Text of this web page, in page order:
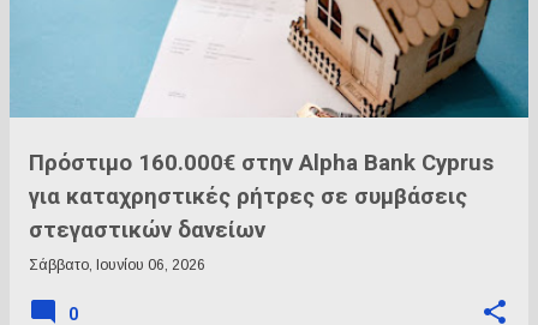
Πρόστιμο 160.000€ στην Alpha Bank Cyprus
για καταχρηστικές ρήτρες σε συμβάσεις
στεγαστικών δανείων
Σάββατο, Ιουνίου 06, 2026
0